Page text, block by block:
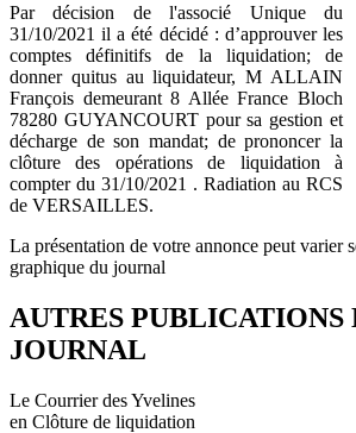
Par décision de l'associé Unique du
31/10/2021 il a été décidé : d’approuver les
comptes définitifs de la liquidation; de
donner quitus au liquidateur, M ALLAIN
François demeurant 8 Allée France Bloch
78280 GUYANCOURT pour sa gestion et
décharge de son mandat; de prononcer la
clôture des opérations de liquidation à
compter du 31/10/2021 . Radiation au RCS
de VERSAILLES.
La présentation de votre annonce peut varier
graphique du journal
AUTRES PUBLICATIONS
JOURNAL
Le Courrier des Yvelines
en Clôture de liquidation